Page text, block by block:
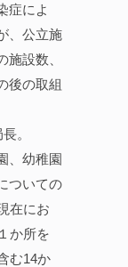
症によ
、公立施
設数、
後の取組
。
、幼稚園
ついての
在にお
か所を
む14か